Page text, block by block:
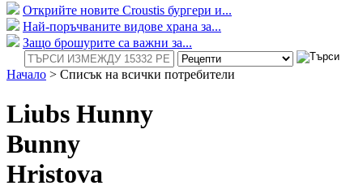
Открийте новите Croustis бургери и...
Най-поръчваните видове храна за...
Защо брошурите са важни за...
Начало > Списък на всички потребители
Liubs Hunny
Bunny
Hristova